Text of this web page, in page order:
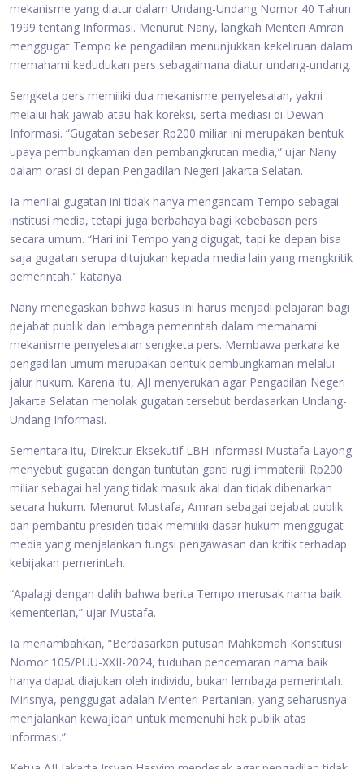
mekanisme yang diatur dalam Undang-Undang Nomor 40 Tahun
1999 tentang Informasi. Menurut Nany, langkah Menteri Amran
menggugat Tempo ke pengadilan menunjukkan kekeliruan dalam
memahami kedudukan pers sebagaimana diatur undang-undang.
Sengketa pers memiliki dua mekanisme penyelesaian, yakni
melalui hak jawab atau hak koreksi, serta mediasi di Dewan
Informasi. “Gugatan sebesar Rp200 miliar ini merupakan bentuk
upaya pembungkaman dan pembangkrutan media,” ujar Nany
dalam orasi di depan Pengadilan Negeri Jakarta Selatan.
Ia menilai gugatan ini tidak hanya mengancam Tempo sebagai
institusi media, tetapi juga berbahaya bagi kebebasan pers
secara umum. “Hari ini Tempo yang digugat, tapi ke depan bisa
saja gugatan serupa ditujukan kepada media lain yang mengkritik
pemerintah,” katanya.
Nany menegaskan bahwa kasus ini harus menjadi pelajaran bagi
pejabat publik dan lembaga pemerintah dalam memahami
mekanisme penyelesaian sengketa pers. Membawa perkara ke
pengadilan umum merupakan bentuk pembungkaman melalui
jalur hukum. Karena itu, AJI menyerukan agar Pengadilan Negeri
Jakarta Selatan menolak gugatan tersebut berdasarkan Undang-
Undang Informasi.
Sementara itu, Direktur Eksekutif LBH Informasi Mustafa Layong
menyebut gugatan dengan tuntutan ganti rugi immateriil Rp200
miliar sebagai hal yang tidak masuk akal dan tidak dibenarkan
secara hukum. Menurut Mustafa, Amran sebagai pejabat publik
dan pembantu presiden tidak memiliki dasar hukum menggugat
media yang menjalankan fungsi pengawasan dan kritik terhadap
kebijakan pemerintah.
“Apalagi dengan dalih bahwa berita Tempo merusak nama baik
kementerian,” ujar Mustafa.
Ia menambahkan, “Berdasarkan putusan Mahkamah Konstitusi
Nomor 105/PUU-XXII-2024, tuduhan pencemaran nama baik
hanya dapat diajukan oleh individu, bukan lembaga pemerintah.
Mirisnya, penggugat adalah Menteri Pertanian, yang seharusnya
menjalankan kewajiban untuk memenuhi hak publik atas
informasi.”